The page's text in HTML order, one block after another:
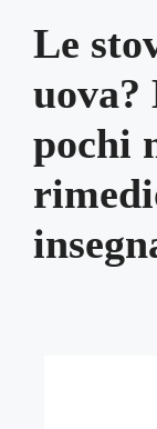
Le
pochi